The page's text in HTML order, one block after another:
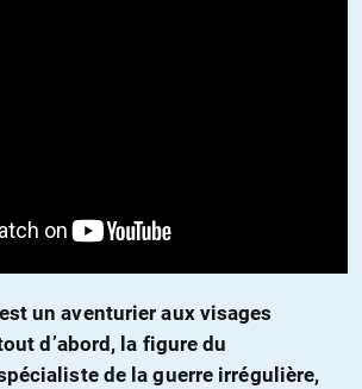
un aventurier aux visages
d’abord, la figure du
de la guerre irrégulière,